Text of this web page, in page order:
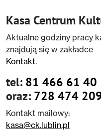
Kasa Centrum
Aktualne godziny pracy
znajdują się w zakładce
Kontakt.
tel: 81 466 61 40
oraz: 728 474
Kontakt mailowy:
kasa@ck.lublin.pl